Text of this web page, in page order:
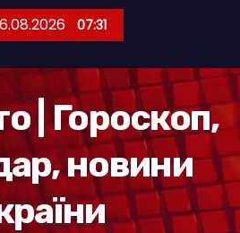
07:31
| Гороскоп,
новини